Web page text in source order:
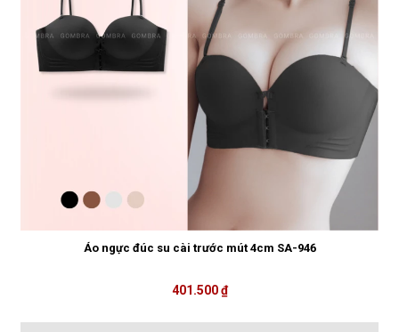
Áo ngực đúc su cài trước mút 4cm SA-946
401.500 ₫